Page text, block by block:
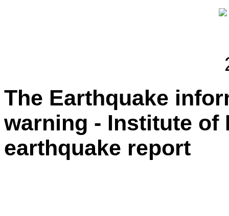
The Earthquake
warning - Institute of
earthquake report